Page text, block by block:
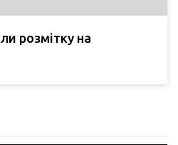
розмітку на